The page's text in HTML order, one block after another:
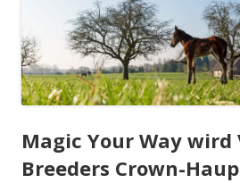
Magic Your Way
Breeders Crown-